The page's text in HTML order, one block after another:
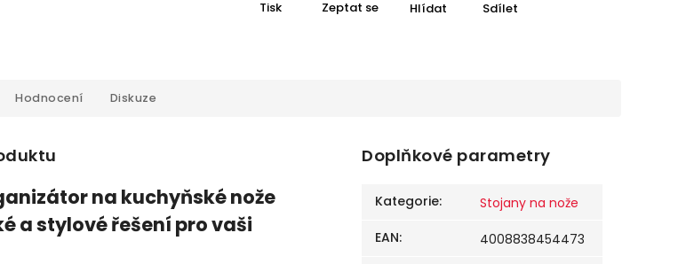
Tisk Zeptat se Hlídat Sdílet
Hodnocení Diskuze
na kuchyňské nože
a stylové řešení pro vaši
Doplňkové parametry
Kategorie:
Stojany na nože
EAN:
4008838454473